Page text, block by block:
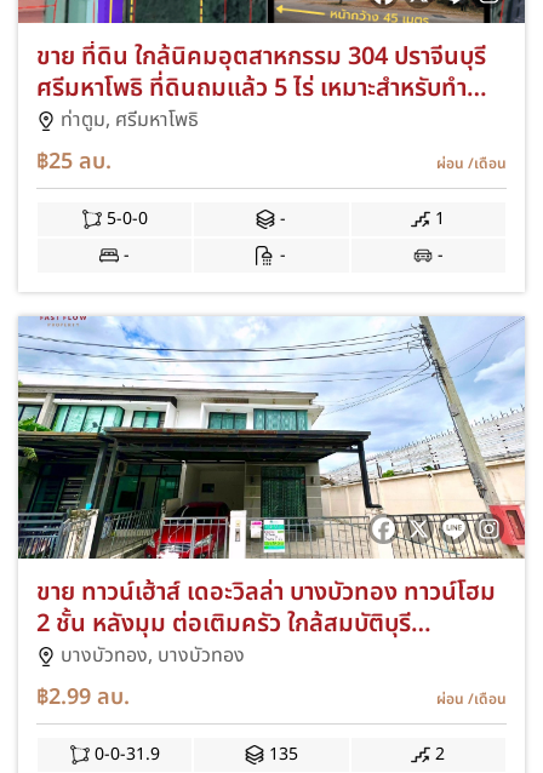
ขาย ที่ดิน ใกล้นิคมอุตสาหกรรม 304 ปราจีนบุรี
ศรีมหาโพธิ ที่ดินถมแล้ว 5 ไร่ เหมาะสำหรับทำ
หมู่บ้านจัดสรรขนาดเล็ก อพาร์ทเม้นท์ ใกล้แหล่ง
งาน ใกล้ตลาด เดินทางสะดวก
ท่าตูม, ศรีมหาโพธิ
฿25ลบ. ผ่อน /เดือน
5-0-0 -
1
-
- -
ขาย ทาวน์เฮ้าส์ เดอะวิลล่า บางบัวทอง ทาวน์โฮม
2 ชั้น หลังมุม ต่อเติมครัว ใกล้สมบัติบุรี
บางบัวทอง ถนนกาญจนาภิเษก
บางบัวทอง, บางบัวทอง
฿2.99ลบ. ผ่อน /เดือน
0-0-31.9 135
2